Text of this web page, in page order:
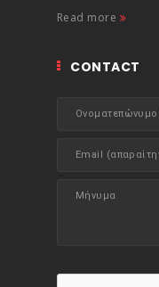
Read more
CONTACT